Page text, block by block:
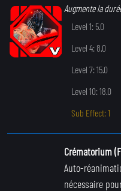
Augmente la
Level 1: 5.0
Level 4: 8.0
Level 7: 15.0
Level 10: 18.0
Sub Effect: 1
Crématorium
Auto-
nécessaire